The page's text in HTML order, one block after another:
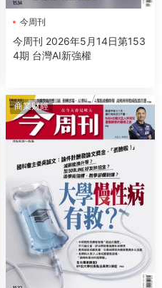
今周刊
今周刊 2026年5月14日第153
4期 台灣AI新強權
商業财經